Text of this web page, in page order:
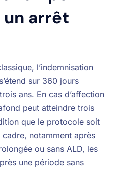
arrêt
l’indemnisation
sur 360 jours
ans. En cas d’affection
peut atteindre trois
que le protocole soit
notamment après
ou sans ALD, les
une période sans